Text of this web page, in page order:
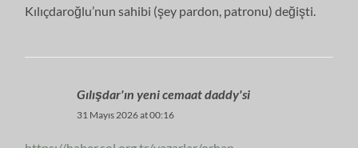
Kılıçdaroğlu’nun sahibi (şey pardon, patronu) değişti.
Gılışdar'ın yeni cemaat daddy'si
31 Mayıs 2026 at 00:16